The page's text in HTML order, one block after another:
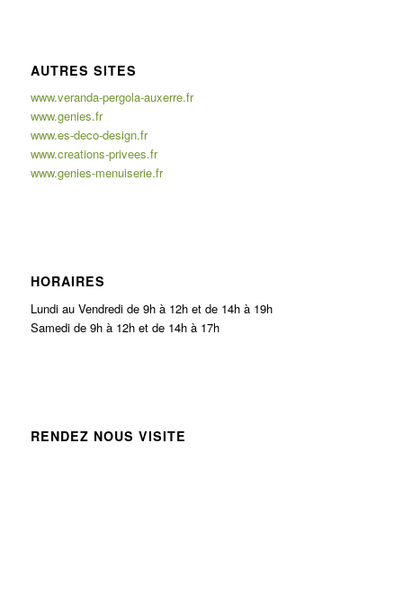
AUTRES SITES
www.veranda-pergola-auxerre.fr
www.genies.fr
www.es-deco-design.fr
www.creations-privees.fr
www.genies-menuiserie.fr
HORAIRES
Lundi au Vendredi de 9h à 12h et de 14h à 19h
Samedi de 9h à 12h et de 14h à 17h
RENDEZ NOUS VISITE